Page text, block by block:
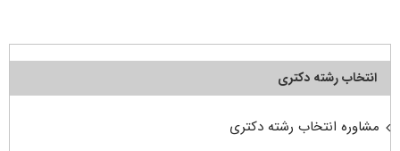
انتخاب رشته دکتری
مشاوره انتخاب رشته دکتری